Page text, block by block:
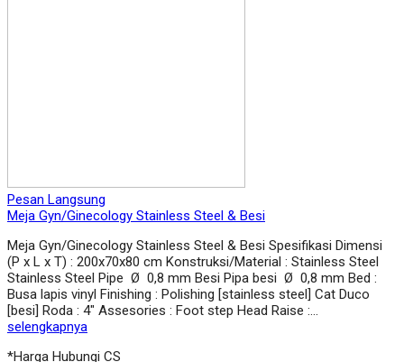
Pesan Langsung
Meja Gyn/Ginecology Stainless Steel & Besi
Meja Gyn/Ginecology Stainless Steel & Besi Spesifikasi Dimensi
(P x L x T) : 200x70x80 cm Konstruksi/Material : Stainless Steel
Stainless Steel Pipe Ø 0,8 mm Besi Pipa besi Ø 0,8 mm Bed :
Busa lapis vinyl Finishing : Polishing [stainless steel] Cat Duco
[besi] Roda : 4″ Assesories : Foot step Head Raise :…
selengkapnya
*Harga Hubungi CS